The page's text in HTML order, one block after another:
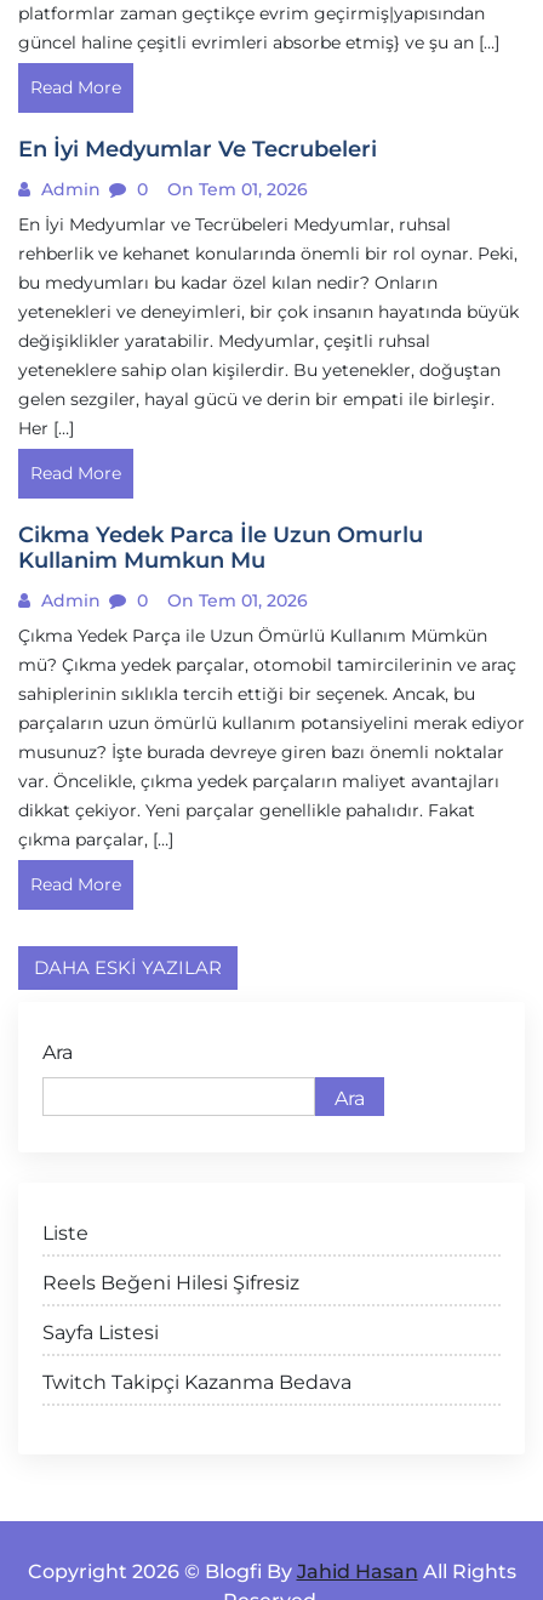
platformlar zaman geçtikçe evrim geçirmiş|yapısından
güncel haline çeşitli evrimleri absorbe etmiş} ve şu an […]
Read More
En İyi Medyumlar Ve Tecrubeleri
Admin 0
On Tem 01, 2026
En İyi Medyumlar ve Tecrübeleri Medyumlar, ruhsal
rehberlik ve kehanet konularında önemli bir rol oynar. Peki,
bu medyumları bu kadar özel kılan nedir? Onların
yetenekleri ve deneyimleri, bir çok insanın hayatında büyük
değişiklikler yaratabilir. Medyumlar, çeşitli ruhsal
yeteneklere sahip olan kişilerdir. Bu yetenekler, doğuştan
gelen sezgiler, hayal gücü ve derin bir empati ile birleşir.
Her […]
Read More
Cikma Yedek Parca İle Uzun Omurlu
Kullanim Mumkun Mu
Admin 0
On Tem 01, 2026
Çıkma Yedek Parça ile Uzun Ömürlü Kullanım Mümkün
mü? Çıkma yedek parçalar, otomobil tamircilerinin ve araç
sahiplerinin sıklıkla tercih ettiği bir seçenek. Ancak, bu
parçaların uzun ömürlü kullanım potansiyelini merak ediyor
musunuz? İşte burada devreye giren bazı önemli noktalar
var. Öncelikle, çıkma yedek parçaların maliyet avantajları
dikkat çekiyor. Yeni parçalar genellikle pahalıdır. Fakat
çıkma parçalar, […]
Read More
Yazı
DAHA ESKI YAZILAR
Ara
Ara
Liste
Reels Beğeni Hilesi Şifresiz
Sayfa Listesi
Twitch Takipçi Kazanma Bedava
Copyright 2026 © Blogfi By Jahid Hasan All Rights